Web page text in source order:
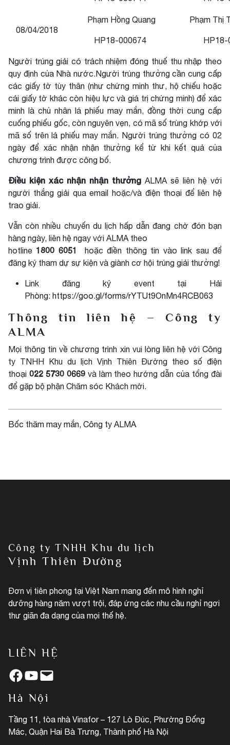
08/04/2018
Phạm Hồng Quang
HP18-000674
Phạm Thị
HP18-
Người trúng giải có trách nhiệm đóng thuế thu nhập theo
quy định của Nhà nước.Người trúng thưởng cần cung cấp
các giấy tờ tùy thân (như chứng minh thư, hộ chiếu hoặc
cái giấy tờ khác còn hiệu lực và giá trị chứng minh) để xác
minh là chủ nhân lá phiếu may mắn, đồng thời cung cấp
cuống phiếu gốc, còn nguyên vẹn, có mã số trùng khớp với
mã số trên lá phiếu may mắn. Người trúng thưởng có 02
ngày để xác nhận nhận thưởng kể từ khi kết quả của
chương trình được công bố.
Điều kiện xác nhận nhận thưởng ALMA sẽ liên hệ với
người thắng giải qua email hoặc/và điện thoại để liên hệ
trao giải.
Vẫn còn nhiều chuyến du lịch hấp dẫn đang chờ đón bạn
hàng ngày, liên hệ ngay với ALMA theo
hotline 1800 6051
hoặc điền thông tin vào link sau để
đăng ký tham dự sự kiện và giành cơ hội trúng giải thưởng!
Link đăng ký event tại Hải
Phòng: https://goo.gl/forms/rYTUt9OnMn4RCB063
Thông tin liên hệ – Công ty
ALMA
Mọi thông tin về chương trình xin vui lòng liên hệ với Công
ty TNHH Khu du lịch Vịnh Thiên Đường theo số điện
thoại 022 5730 0669và làm theo hướng dẫn của tổng đài
để gặp bộ phận Chăm sóc Khách mời.
Bốc thăm may mắn, Công ty ALMA
Công ty TNHH Khu du lịch
Vịnh Thiên Đường
Đơn vị tiên phong tại Việt Nam mang đến mô hình nghỉ
dưỡng hàng năm vượt trội, đáp ứng các nhu cầu nghỉ ngơi
thư giãn đa dạng của mọi thế hệ.
LIÊN HỆ
Facebook YouTube Mail
Hà Nội
Tầng 11, tòa nhà Vinafor – 127 Lò Đúc, Phường Đống
Mác, Quận Hai Bà Trưng, Thành phố Hà Nội